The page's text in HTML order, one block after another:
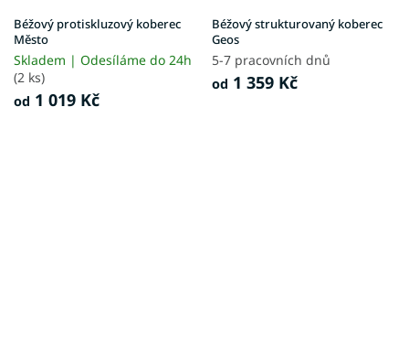
Béžový protiskluzový koberec
Město
Skladem | Odesíláme do 24h
(2 ks)
od 1 019 Kč
Béžový strukturovaný koberec
Geos
5-7 pracovních dnů
od 1 359 Kč